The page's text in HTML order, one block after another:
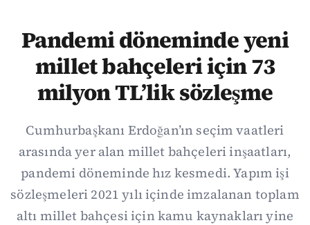
Pandemi döneminde yeni
millet bahçeleri için 73
milyon TL’lik sözleşme
Cumhurbaşkanı Erdoğan’ın seçim vaatleri
arasında yer alan millet bahçeleri inşaatları,
pandemi döneminde hız kesmedi. Yapım işi
sözleşmeleri 2021 yılı içinde imzalanan toplam
altı millet bahçesi için kamu kaynakları yine